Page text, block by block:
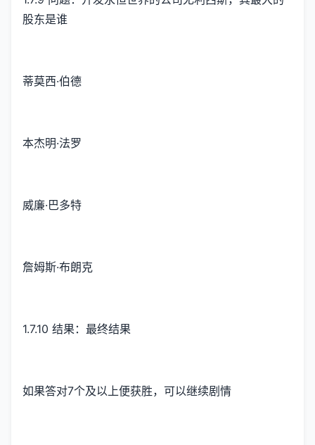
股东是谁
蒂莫西·伯德
本杰明·法罗
威廉·巴多特
詹姆斯·布朗克
1.7.10 结果：最终结果
如果答对7个及以上便获胜，可以继续剧情